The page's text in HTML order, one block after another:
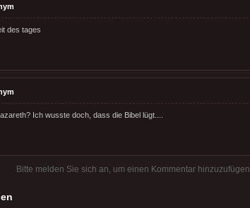
des tages
Ich wusste doch, dass die Bibel lügt....
Bitte melden Sie sich an, um einen Kommentar hinzuzufügen.